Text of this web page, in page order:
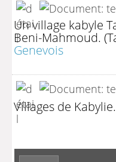
Un village kabyle
Beni-Mahmoud.
Genevois
Villages de Kabylie.